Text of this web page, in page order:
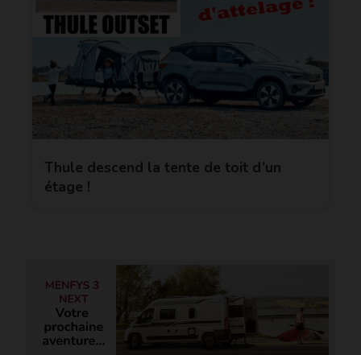
Thule descend la tente de toit d’un
étage !